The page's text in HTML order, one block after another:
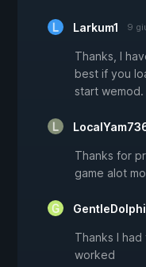
Larkum1 9
Thanks, I
best if you
start wemod.
Thanks for
game alot
Thanks I
worked